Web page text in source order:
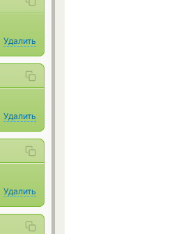
Удалить
Удалить
Удалить